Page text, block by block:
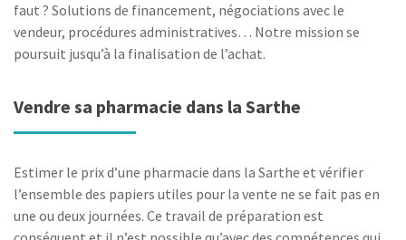
faut ? Solutions de financement, négociations avec le
vendeur, procédures administratives… Notre mission se
poursuit jusqu’à la finalisation de l’achat.
Vendre sa pharmacie dans la Sarthe
Estimer le prix d’une pharmacie dans la Sarthe et vérifier
l’ensemble des papiers utiles pour la vente ne se fait pas en
une ou deux journées. Ce travail de préparation est